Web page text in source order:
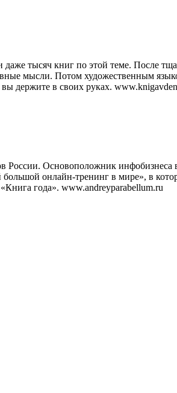
тысяч книг по этой теме. После
мысли. Потом художественным
держите в своих руках.
Основоположник инфобизнеса
онлайн-тренинг в мире», в
года». www.andreyparabellum.ru